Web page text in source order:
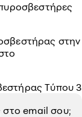
στην
Τύπου 3
στοemail σου;